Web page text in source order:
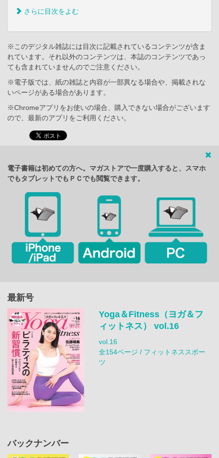
さらに目次をよむ
※このデジタル雑誌には目次に記載されているコンテンツが含ま
れています。それ以外のコンテンツは、本誌のコンテンツであっ
ても含まれていませんのでご注意ください。
※電子版では、紙の雑誌と内容が一部異なる場合や、掲載されな
いページがある場合があります。
※Chromeアプリをお使いの場合、購入できない場合がございます
ので、最新のアプリをご利用ください。
電子書籍は初めての方へ。マガストアで一度購入すると、スマホ
でもタブレットでもＰＣでも閲覧できます。
最新号
Yoga＆Fitness（ヨガ＆フ
ィットネス） vol.16
vol.16
全154ページ / フィットネススポー
ツ
バックナンバー